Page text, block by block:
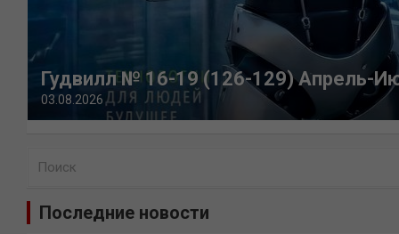
Гудвилл № 16-19 (126-129) Апрель-
03.08.2026
Последние новости